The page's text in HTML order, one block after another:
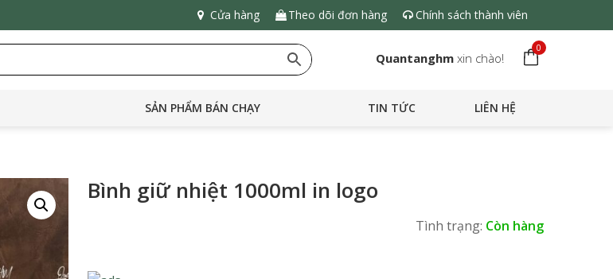
Cửa hàng Theo dõi đơn hàng Chính sách thành viên
Quantanghm xin chào!
0
SẢN PHẨM BÁN CHẠY TIN TỨC LIÊN HỆ
Bình giữ nhiệt 1000ml in logo
Tình trạng: Còn hàng